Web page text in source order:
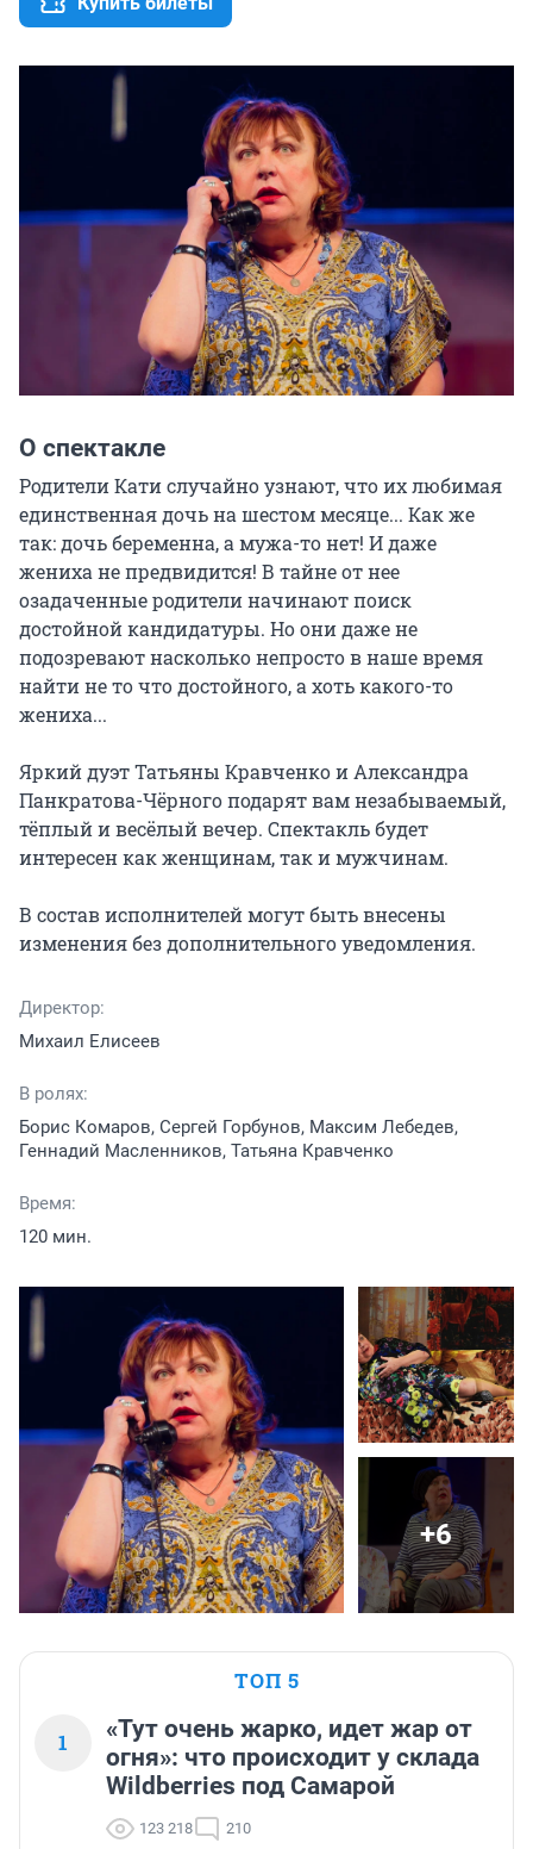
О спектакле
Родители Кати случайно узнают, что их любимая
единственная дочь на шестом месяце... Как же
так: дочь беременна, а мужа-то нет! И даже
жениха не предвидится! В тайне от нее
озадаченные родители начинают поиск
достойной кандидатуры. Но они даже не
подозревают насколько непросто в наше время
найти не то что достойного, а хоть какого-то
жениха...
Яркий дуэт Татьяны Кравченко и Александра
Панкратова-Чёрного подарят вам незабываемый,
тёплый и весёлый вечер. Спектакль будет
интересен как женщинам, так и мужчинам.
В состав исполнителей могут быть внесены
изменения без дополнительного уведомления.
Директор:
Михаил Елисеев
В ролях:
Борис Комаров, Сергей Горбунов, Максим Лебедев,
Геннадий Масленников, Татьяна Кравченко
Время:
120 мин.
+6
ТОП 5
1
«Тут очень жарко, идет жар от
огня»: что происходит у склада
Wildberries под Самарой
123 218 210